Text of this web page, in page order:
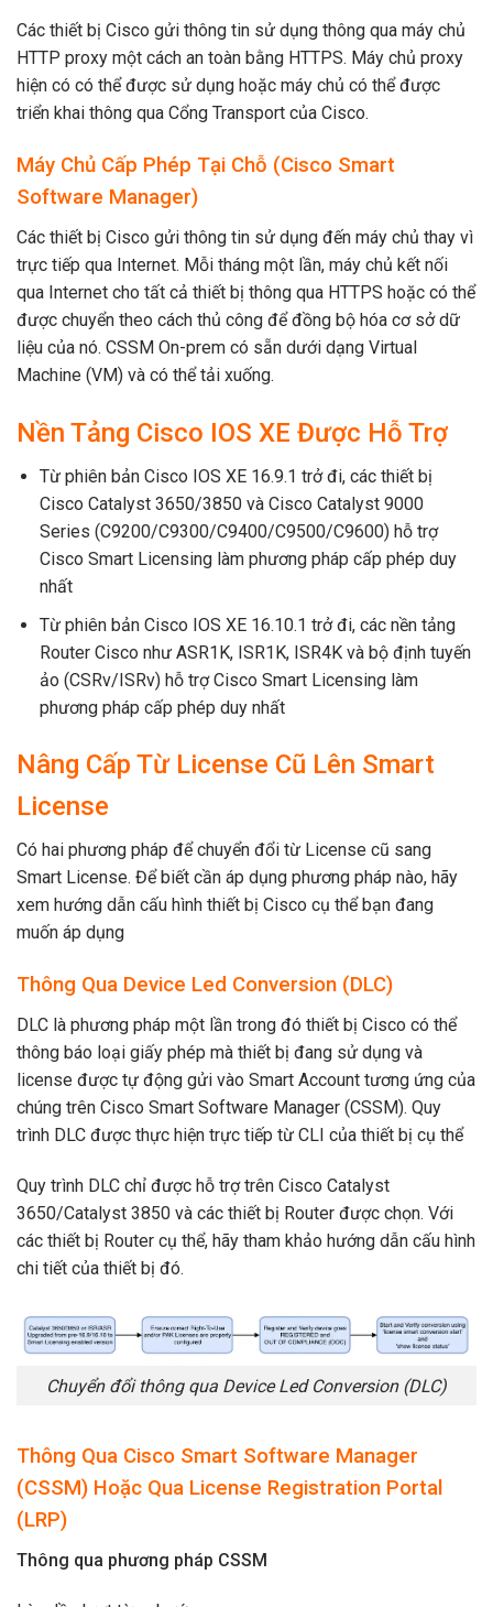
Các thiết bị Cisco gửi thông tin sử dụng thông qua máy chủ
HTTP proxy một cách an toàn bằng HTTPS. Máy chủ proxy
hiện có có thể được sử dụng hoặc máy chủ có thể được
triển khai thông qua Cổng Transport của Cisco.
Máy Chủ Cấp Phép Tại Chỗ (Cisco Smart
Software Manager)
Các thiết bị Cisco gửi thông tin sử dụng đến máy chủ thay vì
trực tiếp qua Internet. Mỗi tháng một lần, máy chủ kết nối
qua Internet cho tất cả thiết bị thông qua HTTPS hoặc có thể
được chuyển theo cách thủ công để đồng bộ hóa cơ sở dữ
liệu của nó. CSSM On-prem có sẵn dưới dạng Virtual
Machine (VM) và có thể tải xuống.
Nền Tảng Cisco IOS XE Được Hỗ Trợ
Từ phiên bản Cisco IOS XE 16.9.1 trở đi, các thiết bị
Cisco Catalyst 3650/3850 và Cisco Catalyst 9000
Series (C9200/C9300/C9400/C9500/C9600) hỗ trợ
Cisco Smart Licensing làm phương pháp cấp phép duy
nhất
Từ phiên bản Cisco IOS XE 16.10.1 trở đi, các nền tảng
Router Cisco như ASR1K, ISR1K, ISR4K và bộ định tuyến
ảo (CSRv/ISRv) hỗ trợ Cisco Smart Licensing làm
phương pháp cấp phép duy nhất
Nâng Cấp Từ License Cũ Lên Smart
License
Có hai phương pháp để chuyển đổi từ License cũ sang
Smart License. Để biết cần áp dụng phương pháp nào, hãy
xem hướng dẫn cấu hình thiết bị Cisco cụ thể bạn đang
muốn áp dụng
Thông Qua Device Led Conversion (DLC)
DLC là phương pháp một lần trong đó thiết bị Cisco có thể
thông báo loại giấy phép mà thiết bị đang sử dụng và
license được tự động gửi vào Smart Account tương ứng của
chúng trên Cisco Smart Software Manager (CSSM). Quy
trình DLC được thực hiện trực tiếp từ CLI của thiết bị cụ thể
Quy trình DLC chỉ được hỗ trợ trên Cisco Catalyst
3650/Catalyst 3850 và các thiết bị Router được chọn. Với
các thiết bị Router cụ thể, hãy tham khảo hướng dẫn cấu hình
chi tiết của thiết bị đó.
Chuyển đổi thông qua Device Led Conversion (DLC)
Thông Qua Cisco Smart Software Manager
(CSSM) Hoặc Qua License Registration Portal
(LRP)
Thông qua phương pháp CSSM